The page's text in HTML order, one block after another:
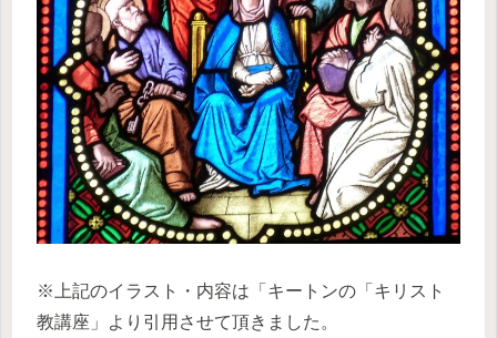
※上記のイラスト・内容は「キートンの「キリスト
教講座」より引用させて頂きました。